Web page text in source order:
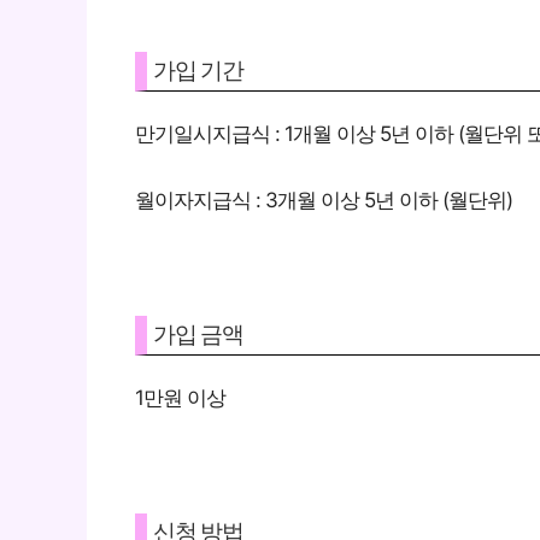
가입 기간
만기일시지급식 : 1개월 이상 5년 이하 (월단위
월이자지급식 : 3개월 이상 5년 이하 (월단위)
가입 금액
1만원 이상
신청 방법